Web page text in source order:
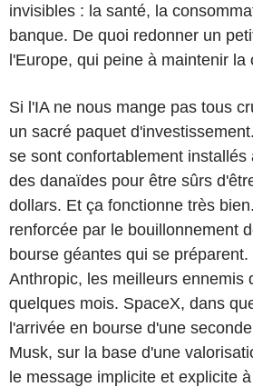
invisibles : la santé, la
banque. De quoi redonner un
l'Europe, qui peine à maintenir la
Si l'IA ne nous mange pas tous
un sacré paquet
se sont confortablement installés
des danaïdes pour être sûrs
dollars. Et ça fonctionne très
renforcée par le bouillonnement
bourse géantes qui se
Anthropic, les meilleurs ennemis
quelques mois. SpaceX, dans
l'arrivée en bourse d'une
Musk, sur la base d'une
le message implicite et explicite